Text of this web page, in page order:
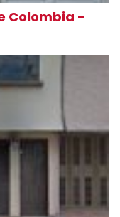
Colombia -